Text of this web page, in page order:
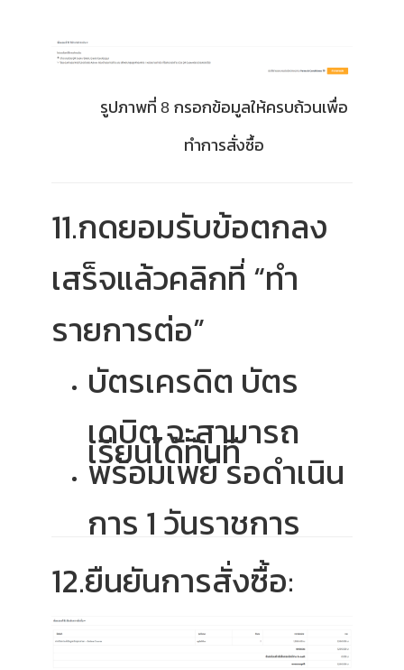
รูปภาพที่ 8 กรอกข้อมูลให้ครบถ้วนเพื่อ
ทำการสั่งซื้อ
11.กดยอมรับข้อตกลง
เสร็จแล้วคลิกที่ “ทำ
รายการต่อ”
บัตรเครดิต บัตร
เดบิต จะสามารถ
เรียนได้ทันที
พร้อมเพย์ รอดำเนิน
การ 1 วันราชการ
12.ยืนยันการสั่งซื้อ: